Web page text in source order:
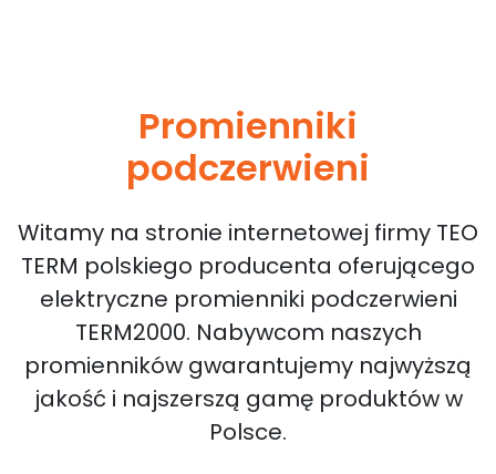
Promienniki
podczerwieni
Witamy na stronie internetowej firmy TEO
TERM polskiego producenta oferującego
elektryczne promienniki podczerwieni
TERM2000. Nabywcom naszych
promienników gwarantujemy najwyższą
jakość i najszerszą gamę produktów w
Polsce.